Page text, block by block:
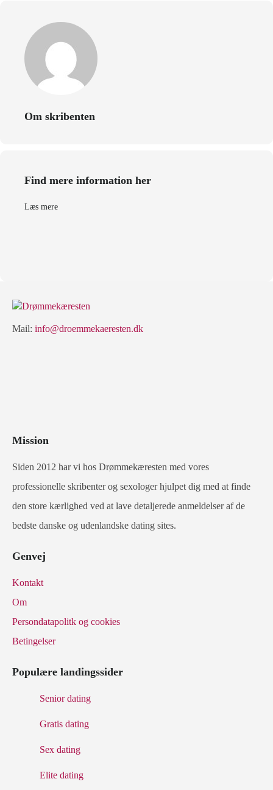
Om skribenten
Find mere information her
Læs mere
Mail: info@droemmekaeresten.dk
Mission
Siden 2012 har vi hos Drømmekæresten med vores
professionelle skribenter og sexologer hjulpet dig med at finde
den store kærlighed ved at lave detaljerede anmeldelser af de
bedste danske og udenlandske dating sites.
Genvej
Kontakt
Om
Persondatapolitk og cookies
Betingelser
Populære landingssider
Senior dating
Gratis dating
Sex dating
Elite dating